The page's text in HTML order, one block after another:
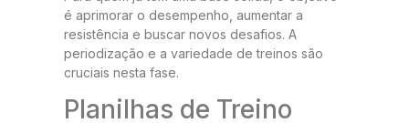
é aprimorar o desempenho, aumentar a
resistência e buscar novos desafios. A
periodização e a variedade de treinos são
cruciais nesta fase.
Planilhas de Treino